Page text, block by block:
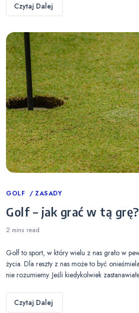
Czytaj Dalej
Categories
GOLF ZASADY
Golf – jak grać w tą grę?
2 mins read
Golf to sport, w który wielu z nas grało w
życia. Dla reszty z nas może to być
nie rozumiemy. Jeśli kiedykolwiek
Czytaj Dalej